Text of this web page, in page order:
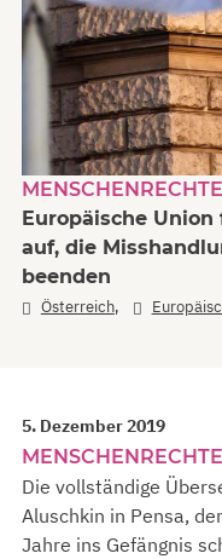
MENSCHENRECHTE
Europäische
auf, die
beenden
Österreich,
5. Dezember 2019
MENSCHENRECHTE
Die vollständige
Aluschkin in Pensa,
Jahre ins Gefängnis